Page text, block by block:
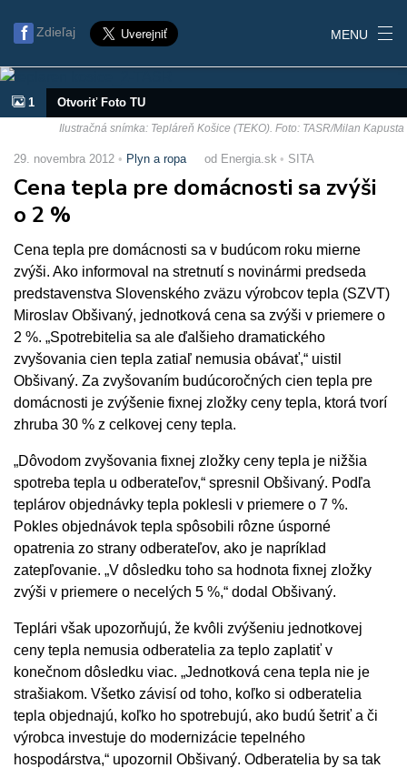
Zdieľaj MENU
1 Otvoriť Foto TU
Ilustračná snímka: Tepláreň Košice (TEKO). Foto: TASR/Milan Kapusta
29. novembra 2012 Plyn a ropa od Energia.sk SITA
Cena tepla pre domácnosti sa zvýši
o 2 %
Cena tepla pre domácnosti sa v budúcom roku mierne
zvýši. Ako informoval na stretnutí s novinármi predseda
predstavenstva Slovenského zväzu výrobcov tepla (SZVT)
Miroslav Obšivaný, jednotková cena sa zvýši v priemere o
2 %. „Spotrebitelia sa ale ďalšieho dramatického
zvyšovania cien tepla zatiaľ nemusia obávať,“ uistil
Obšivaný. Za zvyšovaním budúcoročných cien tepla pre
domácnosti je zvýšenie fixnej zložky ceny tepla, ktorá tvorí
zhruba 30 % z celkovej ceny tepla.
„Dôvodom zvyšovania fixnej zložky ceny tepla je nižšia
spotreba tepla u odberateľov,“ spresnil Obšivaný. Podľa
teplárov objednávky tepla poklesli v priemere o 7 %.
Pokles objednávok tepla spôsobili rôzne úsporné
opatrenia zo strany odberateľov, ako je napríklad
zatepľovanie. „V dôsledku toho sa hodnota fixnej zložky
zvýši v priemere o necelých 5 %,“ dodal Obšivaný.
Teplári však upozorňujú, že kvôli zvýšeniu jednotkovej
ceny tepla nemusia odberatelia za teplo zaplatiť v
konečnom dôsledku viac. „Jednotková cena tepla nie je
strašiakom. Všetko závisí od toho, koľko si odberatelia
tepla objednajú, koľko ho spotrebujú, ako budú šetriť a či
výrobca investuje do modernizácie tepelného
hospodárstva,“ upozornil Obšivaný. Odberatelia by sa tak